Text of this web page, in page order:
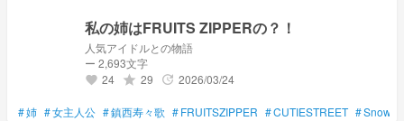
私の姉はFRUITS ZIPPERの？！
人気アイドルとの物語
ー 2,693文字
favorite 24 grade 29 update 2026/03/24
#姉 #女主人公 #鎮西寿々歌 #FRUITSZIPPER #CUTIESTREET #